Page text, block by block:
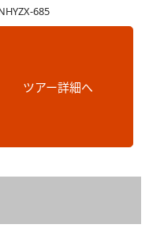
685
ツアー詳細へ